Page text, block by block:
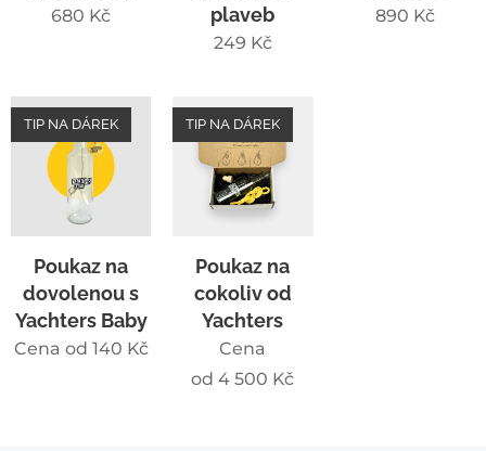
680 Kč
plaveb
249 Kč
890 Kč
Poukaz na
dovolenou s
Yachters Baby
TIP NA DÁREK
Cena od 140 Kč
Poukaz na
cokoliv od
Yachters
TIP NA DÁREK
Cena
od4 500 Kč